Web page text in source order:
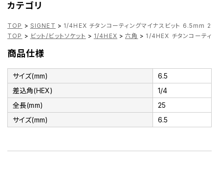
カテゴリ
TOP > SIGNET > 1/4HEX チタンコーティングマイナスビット 6.5mm
TOP > ビット/ビットソケット > 1/4HEX > 六角 > 1/4HEX チタンコーティ
商品仕様
サイズ(mm)
6.5
差込角(HEX)
1/4
全長(mm)
25
サイズ(mm)
6.5